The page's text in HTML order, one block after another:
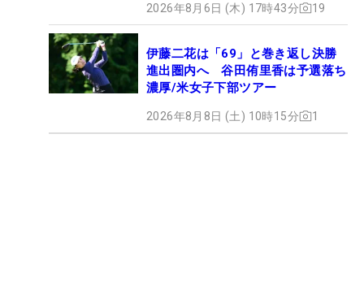
2026年8月6日 (木) 17時43分 19
伊藤二花は「69」と巻き返し決勝
進出圏内へ 谷田侑里香は予選落ち
濃厚/米女子下部ツアー
2026年8月8日 (土) 10時15分 1